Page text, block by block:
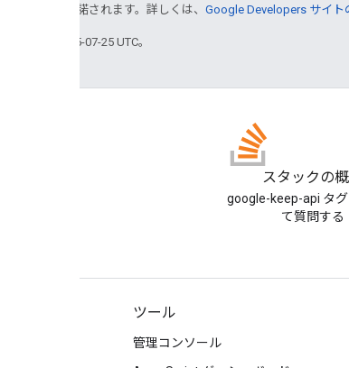
により使用許諾されます。詳しくは、 Google Developers サイト
最終更新日 2025-07-25 UTC。
スタックの
google-keep-api タ
て質問する
ツール
管理コンソール